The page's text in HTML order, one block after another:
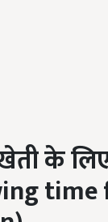
के